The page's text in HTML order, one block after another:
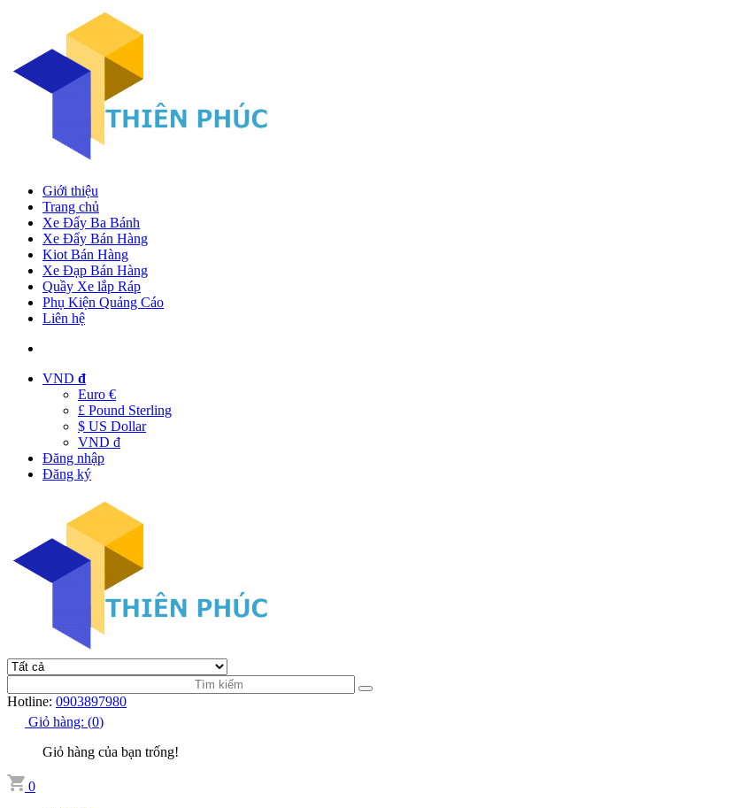
Giới thiệu
Trang chủ
Xe Đẩy Ba Bánh
Xe Đẩy Bán Hàng
Kiot Bán Hàng
Xe Đạp Bán Hàng
Quầy Xe lắp Ráp
Phụ Kiện Quảng Cáo
Liên hệ
VND đ
Euro €
£ Pound Sterling
$ US Dollar
VND đ
Đăng nhập
Đăng ký
Hotline: 0903897980
Giỏ hàng: (0)
Giỏ hàng của bạn trống!
0